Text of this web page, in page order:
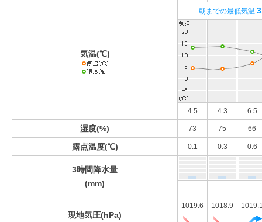
気温(℃)
朝までの最低気温
4.5 4.3 6.5
湿度(%) 73 75 66
露点温度(℃) 0.1 0.3 0.6
3時間降水量
(mm)
--- --- ---
現地気圧(hPa)
1019.6 1018.9